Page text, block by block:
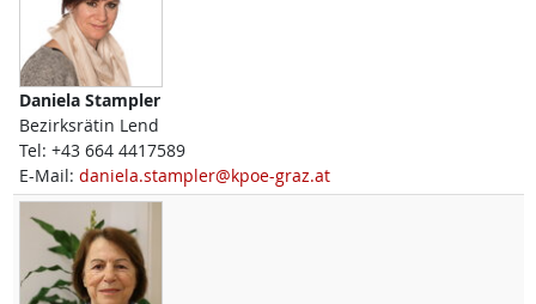
Daniela Stampler
Bezirksrätin Lend
Tel: +43 664 4417589
E-Mail: daniela.stampler@kpoe-graz.at